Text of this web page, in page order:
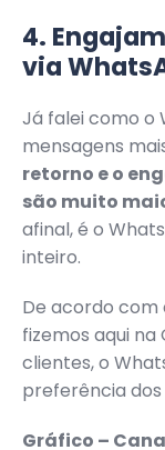
4.
via
Já falei como o
mensagens
retorno e o
são muito
afinal, é o
inteiro.
De acordo com
fizemos aqui
clientes, o
preferência
Gráfico –